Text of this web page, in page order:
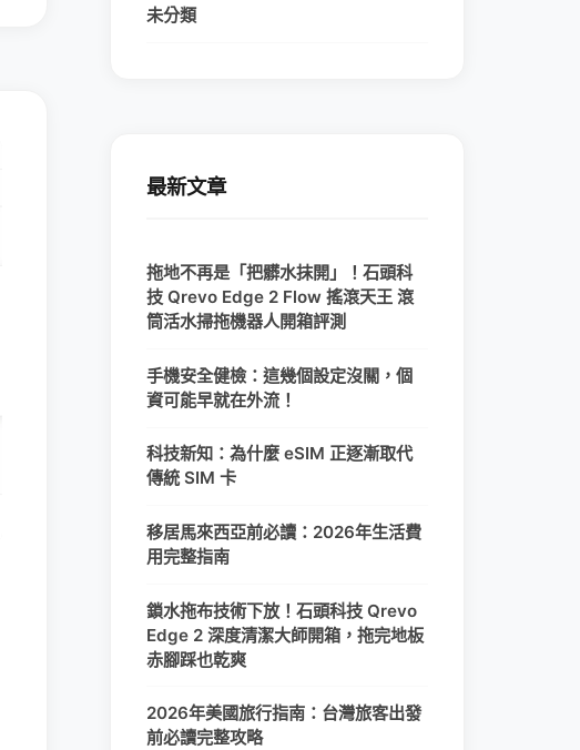
未分類
最新文章
拖地不再是「把髒水抹開」！石頭科
技 Qrevo Edge 2 Flow 搖滾天王 滾
筒活水掃拖機器人開箱評測
手機安全健檢：這幾個設定沒關，個
資可能早就在外流！
科技新知：為什麼 eSIM 正逐漸取代
傳統 SIM 卡
移居馬來西亞前必讀：2026年生活費
用完整指南
鎖水拖布技術下放！石頭科技 Qrevo
Edge 2 深度清潔大師開箱，拖完地板
赤腳踩也乾爽
2026年美國旅行指南：台灣旅客出發
前必讀完整攻略